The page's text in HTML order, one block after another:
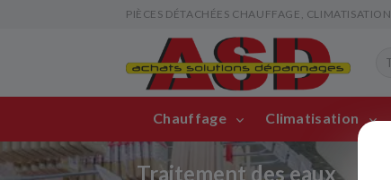
PIÈCES DÉTACHÉES CHAUFFAGE,
Chauffage Climatisation
Traitement des eaux